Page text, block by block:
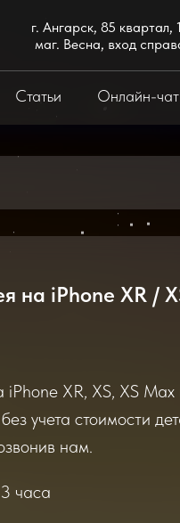
г. Ангарск, 85 квартал,
маг. Весна, вход
Статьи Онлайн-чат
на iPhone XR /
XR, XS, XS
учета стоимости
нам.
часа